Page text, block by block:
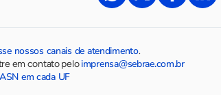
nossos canais de atendimento.
em contato peloimprensa@sebrae.com.br
em cada UF